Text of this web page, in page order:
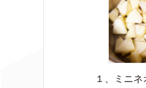
１、ミニ